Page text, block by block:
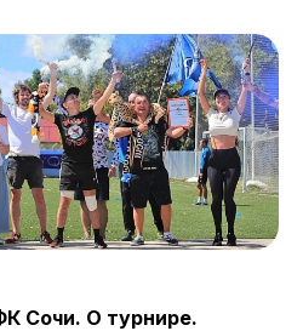
Сочи. О турнире.